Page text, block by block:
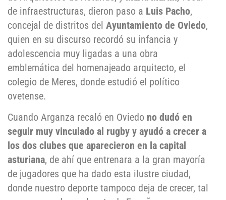
de infraestructuras, dieron paso a Luis Pacho,
concejal de distritos del Ayuntamiento de Oviedo,
quien en su discurso recordó su infancia y
adolescencia muy ligadas a una obra
emblemática del homenajeado arquitecto, el
colegio de Meres, donde estudió el político
ovetense.
Cuando Arganza recaló en Oviedo no dudó en
seguir muy vinculado al rugby y ayudó a crecer a
los dos clubes que aparecieron en la capital
asturiana, de ahí que entrenara a la gran mayoría
de jugadores que ha dado esta ilustre ciudad,
donde nuestro deporte tampoco deja de crecer, tal